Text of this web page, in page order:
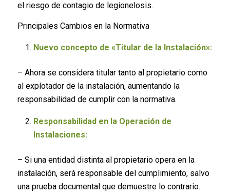
el riesgo de contagio de legionelosis.
Principales Cambios en la Normativa
Nuevo concepto de «Titular de la Instalación»:
– Ahora se considera titular tanto al propietario como
al explotador de la instalación, aumentando la
responsabilidad de cumplir con la normativa.
Responsabilidad en la Operación de
Instalaciones:
– Si una entidad distinta al propietario opera en la
instalación, será responsable del cumplimiento, salvo
una prueba documental que demuestre lo contrario.